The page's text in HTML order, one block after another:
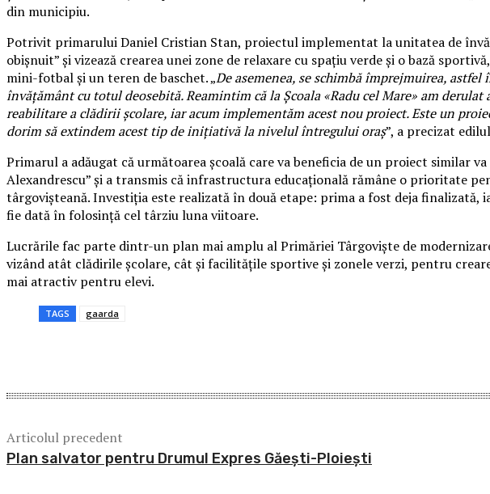
din municipiu.
Potrivit primarului Daniel Cristian Stan, proiectul implementat la unitatea de
obișnuit” și vizează crearea unei zone de relaxare cu spațiu verde și o bază
mini-fotbal și un teren de baschet. „De asemenea, se schimbă împrejmuirea, astfel
învățământ cu totul deosebită. Reamintim că la Școala «Radu cel Mare» am
reabilitare a clădirii școlare, iar acum implementăm acest nou proiect. Este un
dorim să extindem acest tip de inițiativă la nivelul întregului oraș”, a precizat
Primarul a adăugat că următoarea școală care va beneficia de un proiect similar va
Alexandrescu” și a transmis că infrastructura educațională rămâne o prioritate
târgovișteană. Investiția este realizată în două etape: prima a fost deja finalizată,
fie dată în folosință cel târziu luna viitoare.
Lucrările fac parte dintr-un plan mai amplu al Primăriei Târgoviște de
vizând atât clădirile școlare, cât și facilitățile sportive și zonele verzi, pentru
mai atractiv pentru elevi.
TAGS gaarda
Articolul precedent
Plan salvator pentru Drumul Expres Găești-Ploiești